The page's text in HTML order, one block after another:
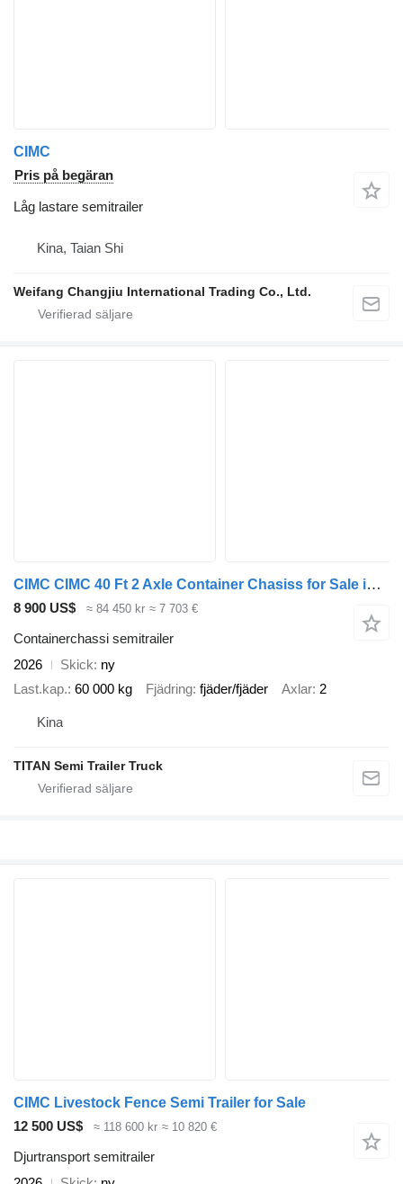
CIMC
Pris på begäran
Låg lastare semitrailer
Kina, Taian Shi
Weifang Changjiu International Trading Co., Ltd.
CIMC CIMC 40 Ft 2 Axle Container Chasiss for Sale in Costa Rica
8 900 US$ ≈ 84 450 kr ≈ 7 703 €
Containerchassi semitrailer
2026
Skick ny
Last.kap. 60 000 kg Fjädring fjäder/fjäder Axlar 2
Kina
TITAN Semi Trailer Truck
CIMC Livestock Fence Semi Trailer for Sale
12 500 US$
≈ 118 600 kr ≈ 10 820 €
Djurtransport semitrailer